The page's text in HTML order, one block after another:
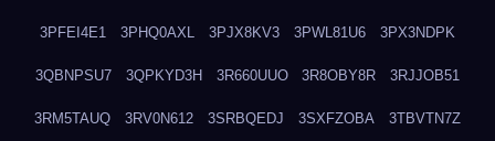
3PFEI4E1 3PHQ0AXL 3PJX8KV3 3PWL81U6 3PX3NDPK
3QBNPSU7 3QPKYD3H 3R660UUO 3R8OBY8R 3RJJOB51
3RM5TAUQ 3RV0N612 3SRBQEDJ 3SXFZOBA 3TBVTN7Z